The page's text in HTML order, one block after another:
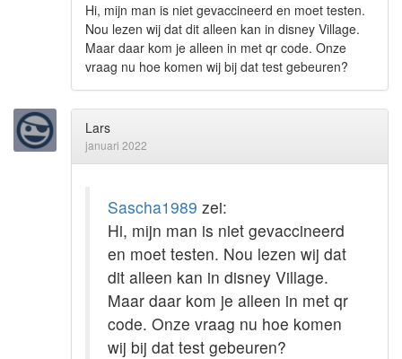
Hi, mijn man is niet gevaccineerd en moet testen.
Nou lezen wij dat dit alleen kan in disney Village.
Maar daar kom je alleen in met qr code. Onze
vraag nu hoe komen wij bij dat test gebeuren?
Lars
januari 2022
Sascha1989 zei:
Hi, mijn man is niet gevaccineerd
en moet testen. Nou lezen wij dat
dit alleen kan in disney Village.
Maar daar kom je alleen in met qr
code. Onze vraag nu hoe komen
wij bij dat test gebeuren?